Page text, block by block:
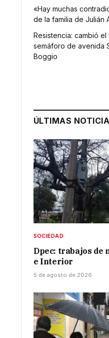
«Hay muchas
de la familia de Julián
Resistencia: cambió
semáforo de avenida
Boggio
ÚLTIMAS
SOCIEDAD
Dpec: trabajos de
e Interior
5 de agosto de 2026